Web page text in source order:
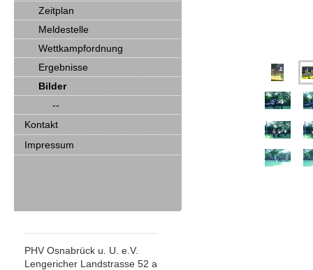
Zeitplan
Meldestelle
Wettkampfordnung
Ergebnisse
Bilder
--
Kontakt
Impressum
PHV Osnabrück u. U. e.V.
Lengericher Landstrasse 52 a